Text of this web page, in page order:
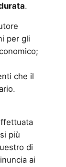
.
per gli
che il
più
di
ai